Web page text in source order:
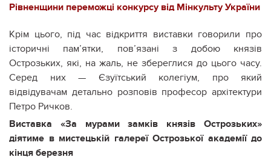
Рівненщини переможці конкурсу від Мінкульту України
Крім цього, під час відкриття виставки говорили про
історичні пам’ятки, пов’язані з добою князів
Острозьких, які, на жаль, не збереглися до цього часу.
Серед них — Єзуїтський колегіум, про який
відвідувачам детально розповів професор архітектури
Петро Ричков.
Виставка «За мурами замків князів Острозьких»
діятиме в мистецькій галереї Острозької академії до
кінця березня